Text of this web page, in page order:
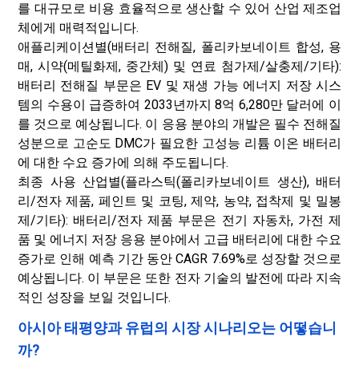
를 대규모로 비용 효율적으로 생산할 수 있어 산업 제조업
체에게 매력적입니다.
애플리케이션별(배터리 전해질, 폴리카보네이트 합성, 용
매, 시약(메틸화제, 중간체) 및 연료 첨가제/살충제/기타):
배터리 전해질 부문은 EV 및 재생 가능 에너지 저장 시스
템의 수용이 급증하여 2033년까지 8억 6,280만 달러에 이
를 것으로 예상됩니다. 이 응용 분야의 개발은 필수 전해질
성분으로 고순도 DMC가 필요한 고성능 리튬 이온 배터리
에 대한 수요 증가에 의해 주도됩니다.
최종 사용 산업별(플라스틱(폴리카보네이트 생산), 배터
리/전자 제품, 페인트 및 코팅, 제약, 농약, 접착제 및 밀봉
제/기타): 배터리/전자 제품 부문은 전기 자동차, 가전 제
품 및 에너지 저장 응용 분야에서 고급 배터리에 대한 수요
증가로 인해 예측 기간 동안 CAGR 7.69%로 성장할 것으로
예상됩니다. 이 부문은 또한 전자 기술의 발전에 따라 지속
적인 성장을 보일 것입니다.
아시아 태평양과 유럽의 시장 시나리오는 어떻습니
까?